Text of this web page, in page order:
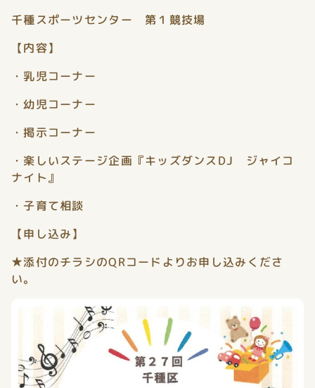
千種スポーツセンター 第１競技場
【内容】
・乳児コーナー
・幼児コーナー
・掲示コーナー
・楽しいステージ企画『キッズダンスDJ ジャイコ
ナイト』
・子育て相談
【申し込み】
★添付のチラシのQRコードよりお申し込みくださ
い。